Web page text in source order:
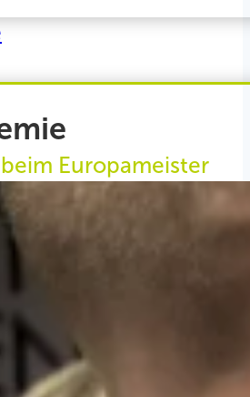
Europameister